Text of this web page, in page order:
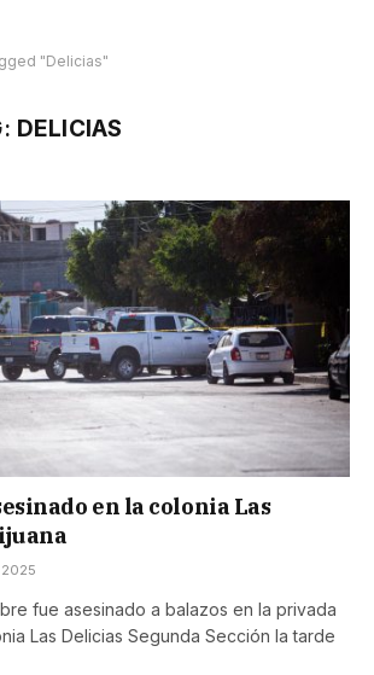
"Delicias"
DELICIAS
en la colonia Las
fue asesinado a balazos en la privada
Las Delicias Segunda Sección la tarde